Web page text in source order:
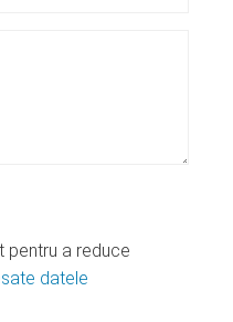
a reduce
datele